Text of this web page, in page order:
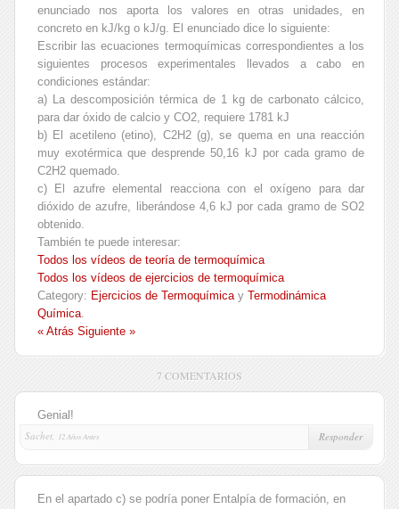
enunciado nos aporta los valores en otras unidades, en
concreto en kJ/kg o kJ/g. El enunciado dice lo siguiente:
Escribir las ecuaciones termoquímicas correspondientes a los
siguientes procesos experimentales llevados a cabo en
condiciones estándar:
a) La descomposición térmica de 1 kg de carbonato cálcico,
para dar óxido de calcio y CO2, requiere 1781 kJ
b) El acetileno (etino), C2H2 (g), se quema en una reacción
muy exotérmica que desprende 50,16 kJ por cada gramo de
C2H2 quemado.
c) El azufre elemental reacciona con el oxígeno para dar
dióxido de azufre, liberándose 4,6 kJ por cada gramo de SO2
obtenido.
También te puede interesar:
Todos los vídeos de teoría de termoquímica
Todos los vídeos de ejercicios de termoquímica
Category: Ejercicios de Termoquímicay Termodinámica
Química.
« Atrás Siguiente »
7 COMENTARIOS
Genial!
Sachet,
12 Años Antes Responder
En el apartado c) se podría poner Entalpía de formación, en